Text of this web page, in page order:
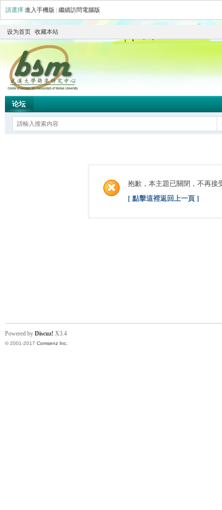
請選擇 進入手機版 繼續訪問電腦版
设为首页 收藏本站
论坛
抱歉，本主題已關閉，不再接
[ 點擊這裡返回上一頁 ]
Powered by Discuz! X3.4
© 2001-2017 Comsenz Inc.